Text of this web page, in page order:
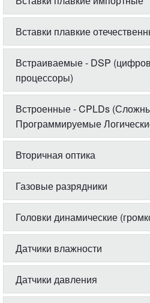
Вставки плавкие
Встраиваемые - DSP
процессоры)
Встроенные - CPLDs
Программируемые
Вторичная оптика
Газовые разрядники
Головки динамические
Датчики влажности
Датчики давления